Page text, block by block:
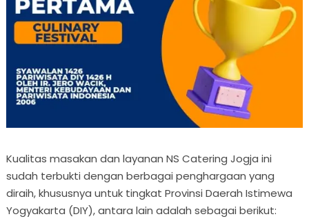
Kualitas masakan dan layanan NS Catering Jogja ini
sudah terbukti dengan berbagai penghargaan yang
diraih, khususnya untuk tingkat Provinsi Daerah Istimewa
Yogyakarta (DIY), antara lain adalah sebagai berikut: